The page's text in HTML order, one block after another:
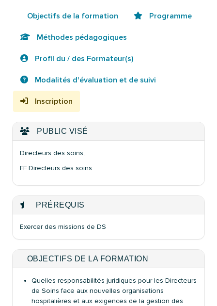
Objectifs de la formation Programme
Méthodes pédagogiques
Profil du / des Formateur(s)
Modalités d'évaluation et de suivi
Inscription
PUBLIC VISÉ
Directeurs des soins,
FF Directeurs des soins
PRÉREQUIS
Exercer des missions de DS
OBJECTIFS DE LA FORMATION
Quelles responsabilités juridiques pour les Directeurs
de Soins face aux nouvelles organisations
hospitalières et aux exigences de la gestion des